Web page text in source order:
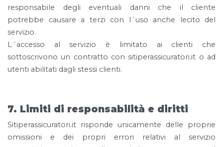
responsabile degli eventuali danni che il cliente
potrebbe causare a terzi con l´uso anche lecito del
servizio.
L´accesso al servizio è limitato ai clienti che
sottoscrivono un contratto con sitiperassicuratori.it o ad
utenti abilitati dagli stessi clienti.
7. Limiti di responsabilità e diritti
Sitiperassicuratori.it risponde unicamente delle proprie
omissioni e dei propri errori relativi al servizio